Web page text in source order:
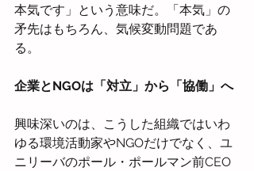
本気です」という意味だ。「本気」の
矛先はもちろん、気候変動問題であ
る。
企業とNGOは「対立」から「協働」へ
興味深いのは、こうした組織ではいわ
ゆる環境活動家やNGOだけでなく、ユ
ニリーバのポール・ポールマン前CEO